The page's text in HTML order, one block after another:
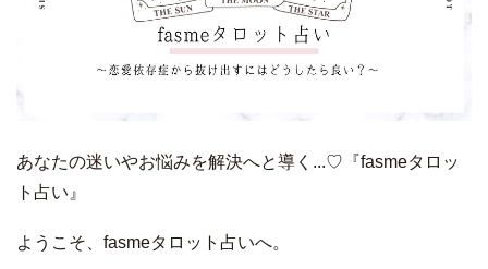
あなたの迷いやお悩みを解決へと導く...♡『fasmeタロッ
ト占い』
ようこそ、fasmeタロット占いへ。